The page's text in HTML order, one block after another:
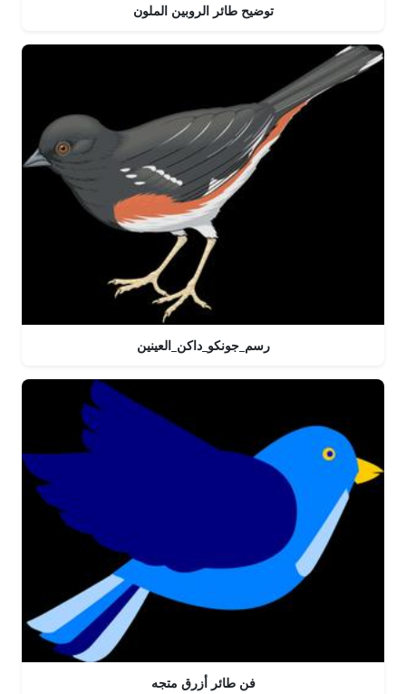
توضيح طائر الروبين الملون
رسم_جونكو_داكن_العينين
فن طائر أزرق متجه